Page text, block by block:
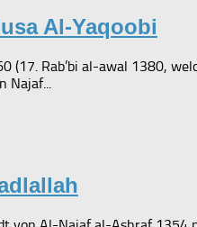
Al-Yaqoobi
(17. Rab’bi al-awal 1380,
Najaf...